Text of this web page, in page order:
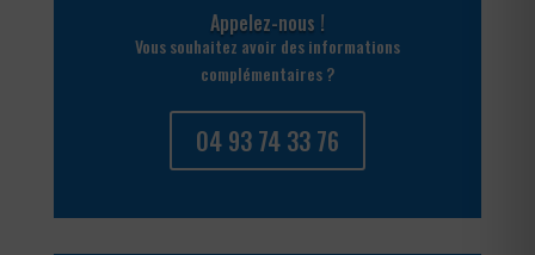
Appelez-nous !
Vous souhaitez avoir des informations
complémentaires ?
04 93 74 33 76